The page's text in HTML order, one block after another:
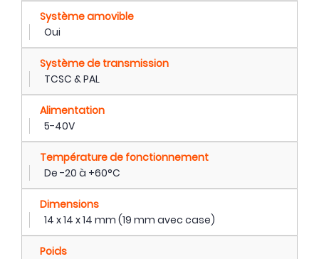
Système amovible
Oui
Système de transmission
TCSC & PAL
Alimentation
5-40V
Température de fonctionnement
De -20 à +60°C
Dimensions
14 x 14 x 14 mm (19 mm avec case)
Poids